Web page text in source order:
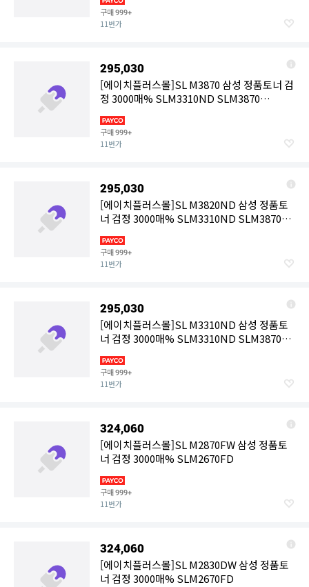
구매999+
11번가
295,030
[에이치플러스몰]SL M3870 삼성 정품토너 검
정 3000매% SLM3310ND SLM3870
구매999+
11번가
295,030
[에이치플러스몰]SL M3820ND 삼성 정품토
너 검정 3000매% SLM3310ND SLM3870
구매999+
11번가
295,030
[에이치플러스몰]SL M3310ND 삼성 정품토
너 검정 3000매% SLM3310ND SLM3870
구매999+
11번가
324,060
[에이치플러스몰]SL M2870FW 삼성 정품토
너 검정 3000매% SLM2670FD
구매999+
11번가
324,060
[에이치플러스몰]SL M2830DW 삼성 정품토
너 검정 3000매% SLM2670FD